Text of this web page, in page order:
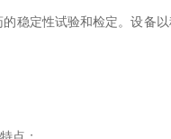
稳定性试验和检定。设备